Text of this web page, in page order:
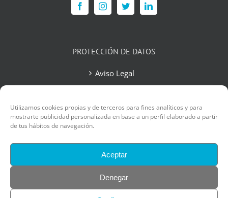
Utilizamos cookies propias y de terceros para fines analíticos y para
mostrarte publicidad personalizada en base a un perfil elaborado a partir
de tus hábitos de navegación.
Aceptar
Denegar
PROTECCIÓN DE DATOS
Aviso Legal
Política de Cookies